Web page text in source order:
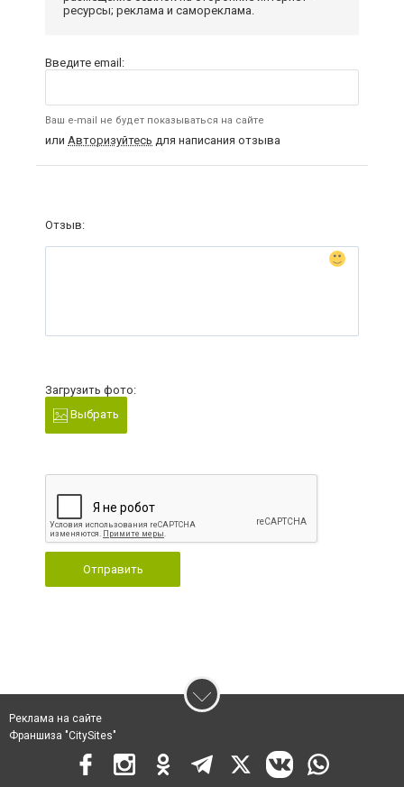
ресурсы; реклама и самореклама.
Введите email:
Ваш e-mail не будет показываться на сайте
или Авторизуйтесь для написания отзыва
Отзыв:
Загрузить фото:
Выбрать
Отправить
Реклама на сайте
Франшиза "CitySites"